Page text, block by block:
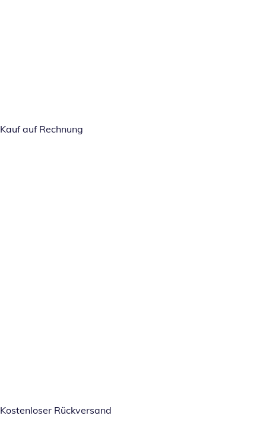
Kauf auf Rechnung
Kostenloser Rückversand